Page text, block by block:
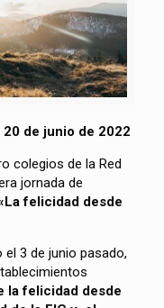
20 de junio de 2022
colegios de la Red
jornada de
felicidad desde
el 3 de junio pasado,
la felicidad desde